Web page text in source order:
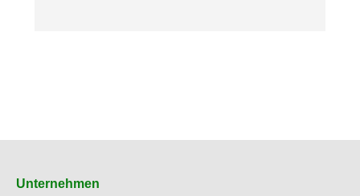
Unternehmen